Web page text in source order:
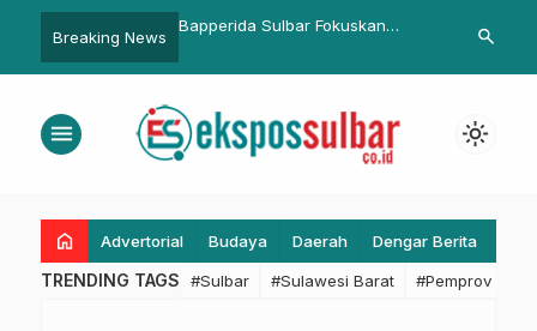
Breaking News
Rp100 Juta ke IHS
Kualitas SDM
Bapperida Sulbar Fokuskan
Penanganan Stunting dan
Bupati
search
menu light_mode
home Advertorial Budaya Daerah Dengar Berita
TRENDING TAGS #Sulbar #Sulawesi Barat #Pemprov